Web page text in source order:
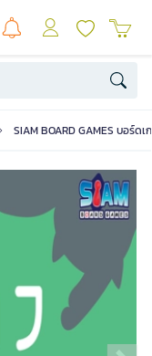
SIAM BOARD GAMES บอร์ด